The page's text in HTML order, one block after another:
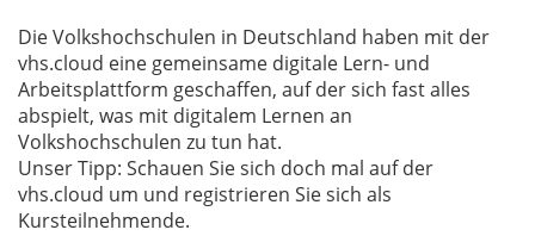
Die Volkshochschulen in Deutschland haben mit der
vhs.cloud eine gemeinsame digitale Lern- und
Arbeitsplattform geschaffen, auf der sich fast alles
abspielt, was mit digitalem Lernen an
Volkshochschulen zu tun hat.
Unser Tipp: Schauen Sie sich doch mal auf der
vhs.cloud um und registrieren Sie sich als
Kursteilnehmende.